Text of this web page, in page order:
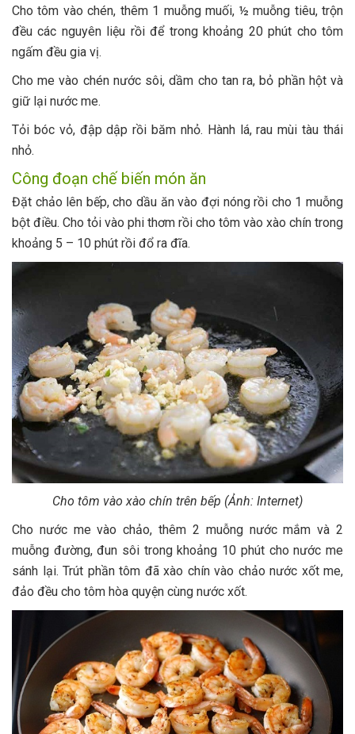
Cho tôm vào chén, thêm 1 muỗng muối, ½ muỗng tiêu, trộn
đều các nguyên liệu rồi để trong khoảng 20 phút cho tôm
ngấm đều gia vị.
Cho me vào chén nước sôi, dầm cho tan ra, bỏ phần hột và
giữ lại nước me.
Tỏi bóc vỏ, đập dập rồi băm nhỏ. Hành lá, rau mùi tàu thái
nhỏ.
Công đoạn chế biến món ăn
Đặt chảo lên bếp, cho dầu ăn vào đợi nóng rồi cho 1 muỗng
bột điều. Cho tỏi vào phi thơm rồi cho tôm vào xào chín trong
khoảng 5 – 10 phút rồi đổ ra đĩa.
Cho tôm vào xào chín trên bếp (Ảnh: Internet)
Cho nước me vào chảo, thêm 2 muỗng nước mắm và 2
muỗng đường, đun sôi trong khoảng 10 phút cho nước me
sánh lại. Trút phần tôm đã xào chín vào chảo nước xốt me,
đảo đều cho tôm hòa quyện cùng nước xốt.